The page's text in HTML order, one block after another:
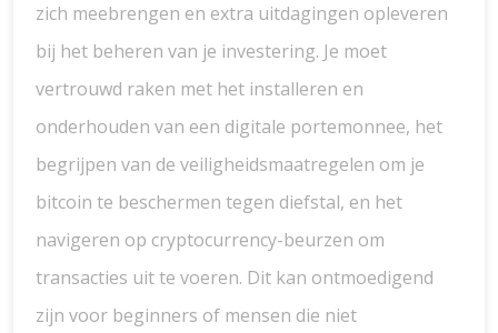
zich meebrengen en extra uitdagingen opleveren
bij het beheren van je investering. Je moet
vertrouwd raken met het installeren en
onderhouden van een digitale portemonnee, het
begrijpen van de veiligheidsmaatregelen om je
bitcoin te beschermen tegen diefstal, en het
navigeren op cryptocurrency-beurzen om
transacties uit te voeren. Dit kan ontmoedigend
zijn voor beginners of mensen die niet